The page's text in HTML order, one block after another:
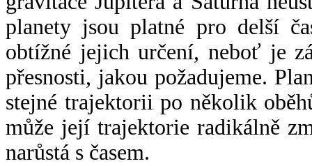
planety jsou platné pro delší
obtížné jejich určení, neboť je
přesnosti, jakou požadujeme.
stejné trajektorii po několik
může její trajektorie radikálně
narůstá s časem.